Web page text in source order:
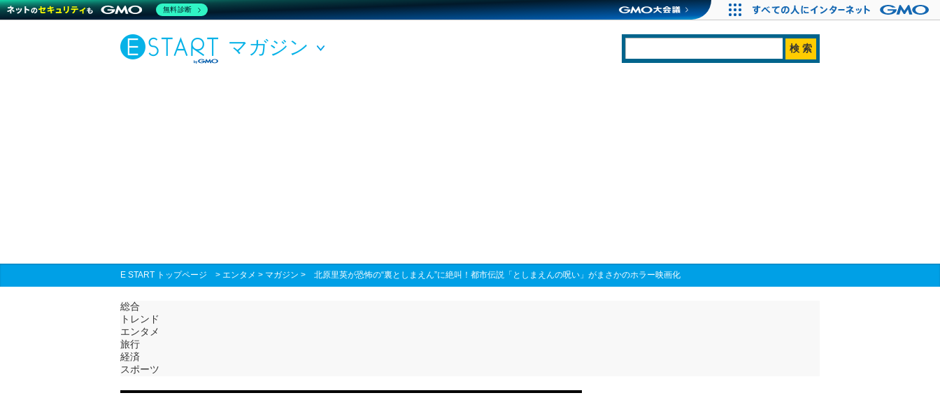
マガジン
E START トップページ > エンタメ > マガジン > 北原里英が恐怖の“裏としまえん”に絶叫！都市伝説「としまえんの呪い」がまさかのホラー映画化
総合
トレンド
エンタメ
旅行
経済
スポーツ
無料診断